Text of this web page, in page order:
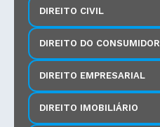
DIREITO CIVIL
DIREITO DO CONSUMIDOR
DIREITO EMPRESARIAL
DIREITO IMOBILIÁRIO